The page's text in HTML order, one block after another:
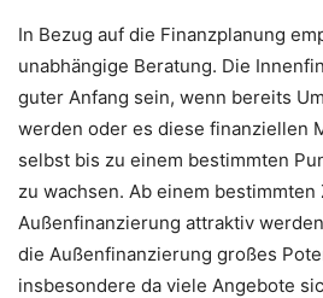
In Bezug auf die Finanzplanung
unabhängige Beratung. Die
guter Anfang sein, wenn bereits
werden oder es diese finanziellen
selbst bis zu einem bestimmten
zu wachsen. Ab einem
Außenfinanzierung attraktiv
die Außenfinanzierung großes
insbesondere da viele Angebote